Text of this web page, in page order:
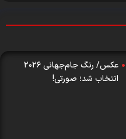
عکس/ رنگ جام‌جهانی ۲۰۲۶
انتخاب شد؛ صورتی!